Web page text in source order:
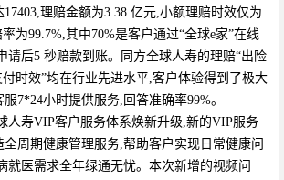
理赔金额为3.38 亿元,小额理赔时效仅为
为99.7%,其中70%是客户通过“全球e家”在线
请后5 秒赔款到账。同方全球人寿的理赔“出险
付时效”均在行业先进水平,客户体验得到了极大
7*24小时提供服务,回答准确率99%。
人寿VIP客户服务体系焕新升级,新的VIP服务
周期健康管理服务,帮助客户实现日常健康问
就医需求全年绿通无忧。本次新增的视频问